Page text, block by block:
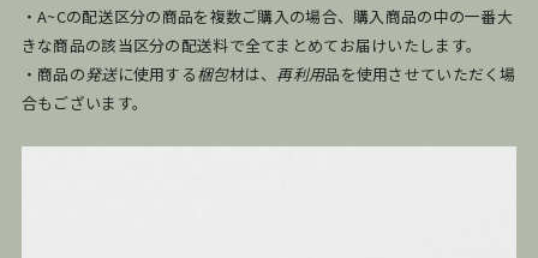
・A~Cの配送区分の商品を複数ご購入の場合、購入商品の中の一番大
きな商品の該当区分の配送料で全てまとめてお届けいたします。
・商品の発送に使用する梱包材は、 再利用品を使用させていただく場
合もございます。